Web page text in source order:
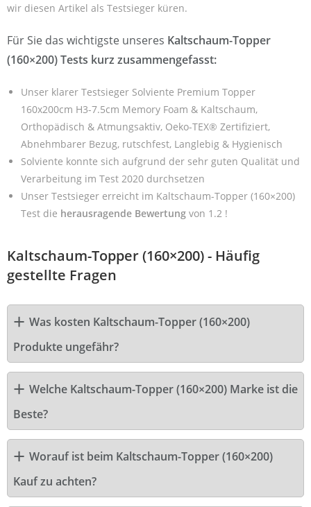
wir diesen Artikel als Testsieger küren.
Für Sie das wichtigste unseres Kaltschaum-Topper
(160×200) Tests kurz zusammengefasst:
Unser klarer Testsieger Solviente Premium Topper
160x200cm H3-7.5cm Memory Foam & Kaltschaum,
Orthopädisch & Atmungsaktiv, Oeko-TEX® Zertifiziert,
Abnehmbarer Bezug, rutschfest, Langlebig & Hygienisch
Solviente konnte sich aufgrund der sehr guten Qualität und
Verarbeitung im Test 2020 durchsetzen
Unser Testsieger erreicht im Kaltschaum-Topper (160×200)
Test die herausragende Bewertung von 1.2 !
Kaltschaum-Topper (160×200) - Häufig
gestellte Fragen
Was kosten Kaltschaum-Topper (160×200)
Produkte ungefähr?
Welche Kaltschaum-Topper (160×200) Marke ist die
Beste?
Worauf ist beim Kaltschaum-Topper (160×200)
Kauf zu achten?